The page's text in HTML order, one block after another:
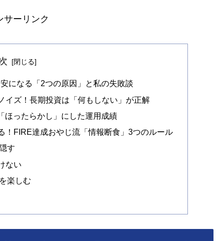
サーリンク
になる「2つの原因」と私の失敗談
イズ！長期投資は「何もしない」が正解
ほったらかし」にした運用成績
！FIRE達成おやじ流「情報断食」3つのルール
す
ない
楽しむ